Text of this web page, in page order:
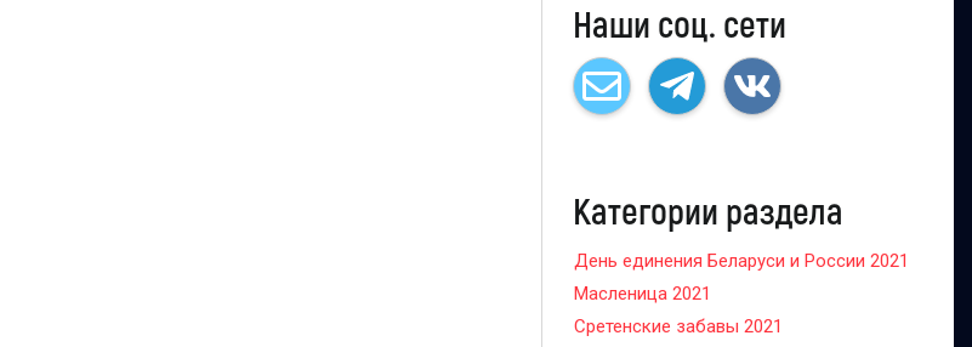
Наши соц. сети
Категории раздела
День единения Беларуси и России 2021
Масленица 2021
Сретенские забавы 2021